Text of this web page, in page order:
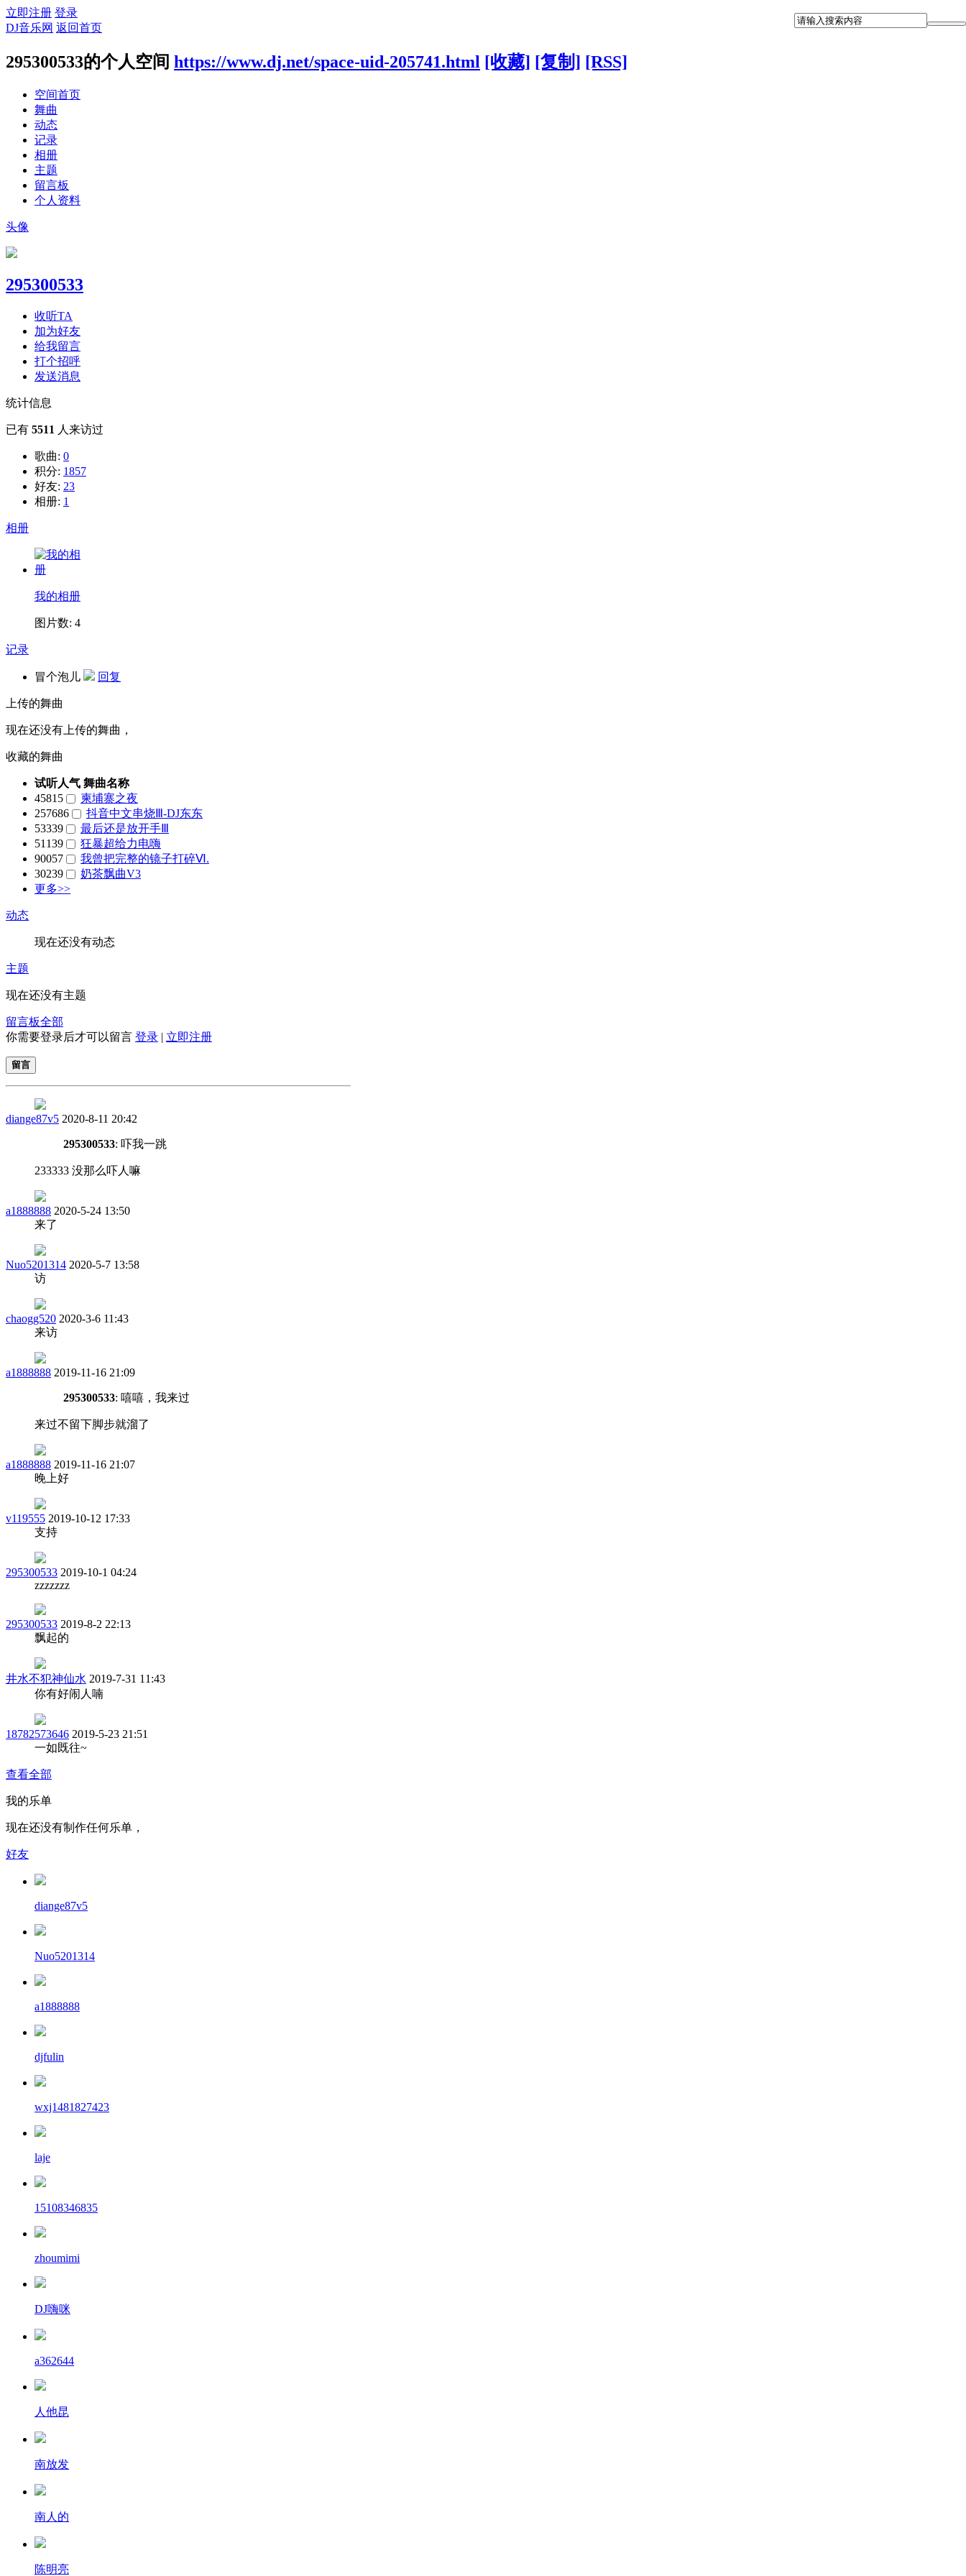
立即注册 登录
DJ音乐网 返回首页
295300533的个人空间 https://www.dj.net/space-uid-205741.html [收藏] [复制] [RSS]
空间首页
舞曲
动态
记录
相册
主题
留言板
个人资料
头像
295300533
收听TA
加为好友
给我留言
打个招呼
发送消息
统计信息
已有 5511 人来访过
歌曲: 0
积分: 1857
好友: 23
相册: 1
相册
我的相册
图片数: 4
记录
冒个泡儿 回复
上传的舞曲
现在还没有上传的舞曲，
收藏的舞曲
试听人气 舞曲名称
45815
柬埔寨之夜
257686
抖音中文串烧Ⅲ-DJ东东
53339
最后还是放开手Ⅲ
51139
狂暴超给力电嗨
90057
我曾把完整的镜子打碎Ⅵ.
30239
奶茶飘曲V3
更多>>
动态
现在还没有动态
主题
现在还没有主题
留言板全部
你需要登录后才可以留言 登录 | 立即注册
留言
diange87v5 2020-8-11 20:42
295300533: 吓我一跳
233333 没那么吓人嘛
a1888888 2020-5-24 13:50
来了
Nuo5201314 2020-5-7 13:58
访
chaogg520 2020-3-6 11:43
来访
a1888888 2019-11-16 21:09
295300533: 嘻嘻，我来过
来过不留下脚步就溜了
a1888888 2019-11-16 21:07
晚上好
v119555 2019-10-12 17:33
支持
295300533 2019-10-1 04:24
zzzzzzz
295300533 2019-8-2 22:13
飘起的
井水不犯神仙水 2019-7-31 11:43
你有好闹人喃
18782573646 2019-5-23 21:51
一如既往~
查看全部
我的乐单
现在还没有制作任何乐单，
好友
diange87v5
Nuo5201314
a1888888
djfulin
wxj1481827423
laje
15108346835
zhoumimi
DJ嗨咪
a362644
人他昆
南放发
南人的
陈明亮